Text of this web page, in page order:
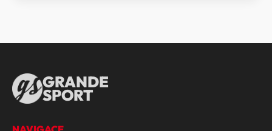
GRANDE
SPORT